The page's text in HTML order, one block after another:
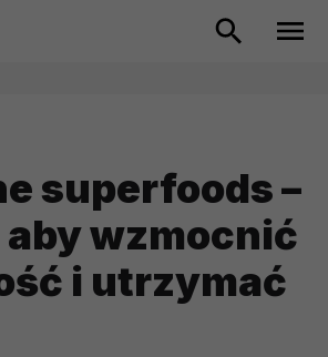
superfoods –
aby wzmocnić
i utrzymać